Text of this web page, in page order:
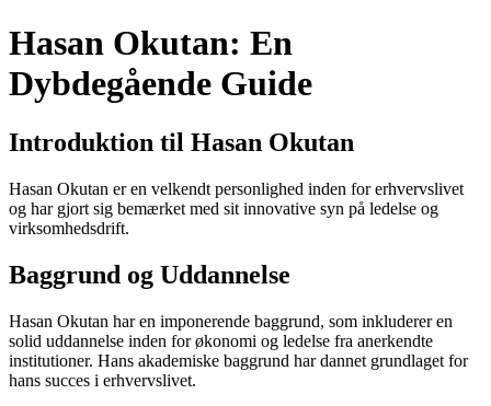
Hasan Okutan: En
Dybdegående Guide
Introduktion til Hasan Okutan
Hasan Okutan er en velkendt personlighed inden for erhvervslivet
og har gjort sig bemærket med sit innovative syn på ledelse og
virksomhedsdrift.
Baggrund og Uddannelse
Hasan Okutan har en imponerende baggrund, som inkluderer en
solid uddannelse inden for økonomi og ledelse fra anerkendte
institutioner. Hans akademiske baggrund har dannet grundlaget for
hans succes i erhvervslivet.